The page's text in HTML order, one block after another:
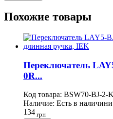
Похожие товары
Переключатель
0R...
Код товара: BSW70-BJ-2-
Наличие: Есть в наличини
134 грн